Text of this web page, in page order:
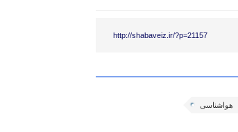
http://shabaveiz.ir/?p=21157
هواشناسی